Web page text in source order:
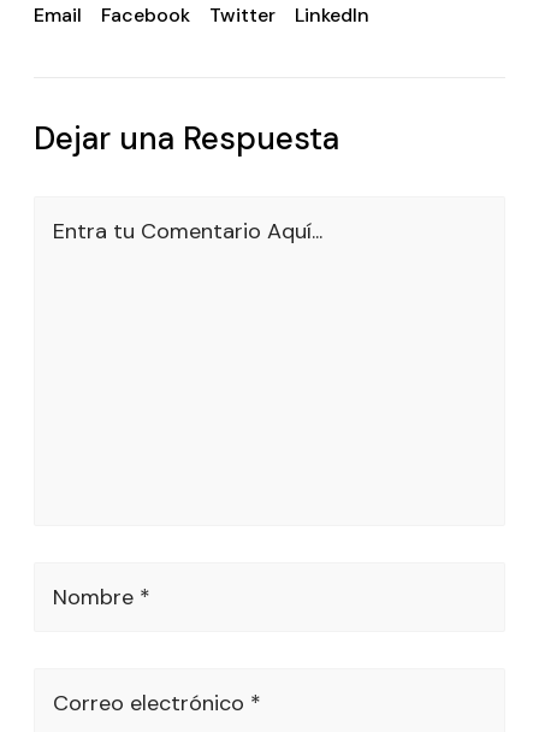
Email Facebook Twitter LinkedIn
Dejar una Respuesta
Entra tu Comentario Aquí...
Nombre *
Correo electrónico *